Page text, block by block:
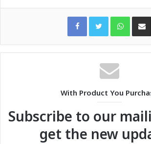
With Product You
Subscribe to our
get the new